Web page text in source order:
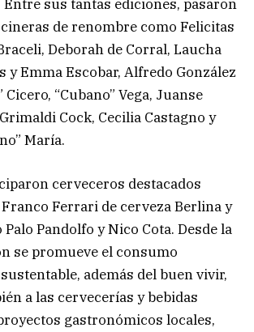
sus tantas ediciones, pasaron
de renombre como Felicitas
Deborah de Corral, Laucha
y Emma Escobar, Alfredo González
Cicero, “Cubano” Vega, Juanse
Cock, Cecilia Castagno y
María.
cerveceros destacados
Ferrari de cerveza Berlina y
Pandolfo y Nico Cota. Desde la
se promueve el consumo
además del buen vivir,
a las cervecerías y bebidas
gastronómicos locales,